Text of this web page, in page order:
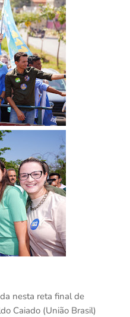
nesta reta final de
Caiado (União Brasil)